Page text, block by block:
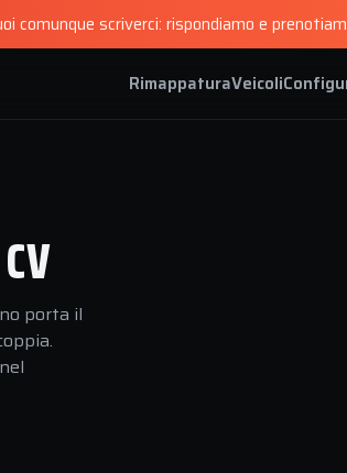
comunque scriverci: rispondiamo e
RimappaturaVeicoli
porta il